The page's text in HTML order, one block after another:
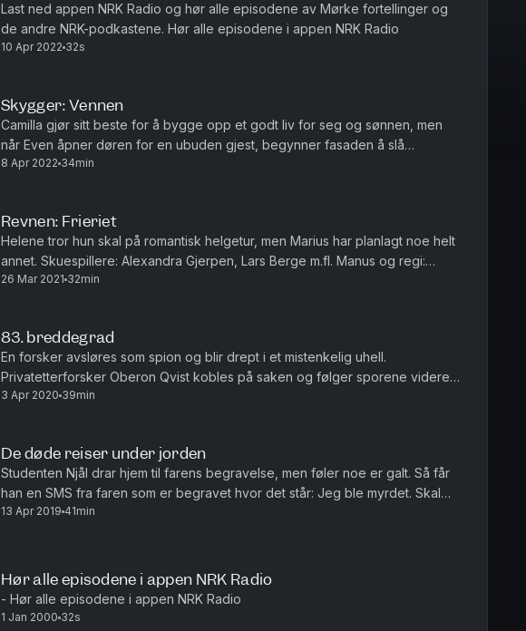
Last ned appen NRK Radio og hør alle episodene av Mørke fortellinger og
de andre NRK-podkastene. Hør alle episodene i appen NRK Radio
10 Apr 2022 32s
Skygger: Vennen
Camilla gjør sitt beste for å bygge opp et godt liv for seg og sønnen, men
når Even åpner døren for en ubuden gjest, begynner fasaden å slå
sprekker. Hør episoden i appen NRK Radio
8 Apr 2022 34min
Revnen: Frieriet
Helene tror hun skal på romantisk helgetur, men Marius har planlagt noe helt
annet. Skuespillere: Alexandra Gjerpen, Lars Berge m.fl. Manus og regi:
Robert Næss Lyddesign: Viljar Losnegård og Jens M...
26 Mar 2021 32min
83. breddegrad
En forsker avsløres som spion og blir drept i et mistenkelig uhell.
Privatetterforsker Oberon Qvist kobles på saken og følger sporene videre
til et forskningsskip i Arktis. Droner overvåker den endelø...
3 Apr 2020 39min
De døde reiser under jorden
Studenten Njål drar hjem til farens begravelse, men føler noe er galt. Så får
han en SMS fra faren som er begravet hvor det står: Jeg ble myrdet. Skal
han kontakte politiet? Hør episoden i appen NRK R...
13 Apr 2019 41min
Hør alle episodene i appen NRK Radio
- Hør alle episodene i appen NRK Radio
1 Jan 2000 32s